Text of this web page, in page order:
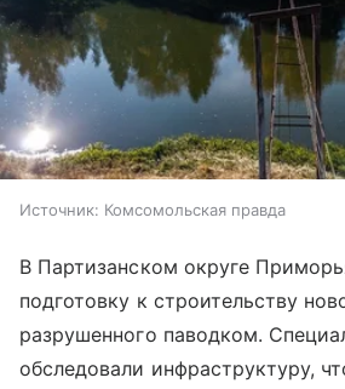
Источник: Комсомольская правда
В Партизанском округе
подготовку к строительству
разрушенного паводком.
обследовали инфраструктуру,